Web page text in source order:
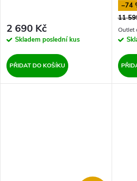
2 690 Kč
Skladem poslední kus
PŘIDAT DO KOŠÍKU
–74
11